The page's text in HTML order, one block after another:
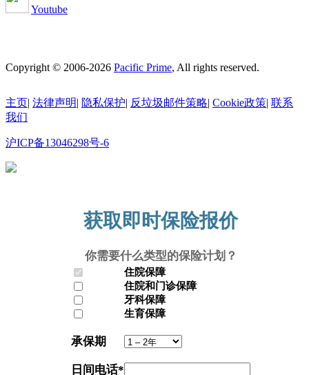
Youtube
Copyright © 2006-2026 Pacific Prime, All rights reserved.
主页| 法律声明| 隐私保护| 反垃圾邮件策略| Cookie政策| 联系
我们
沪ICP备13046298号-6
获取即时保险报价
你需要什么类型的保险计划？
住院保障
住院和门诊保障
牙科保障
生育保障
承保期
日间电话*